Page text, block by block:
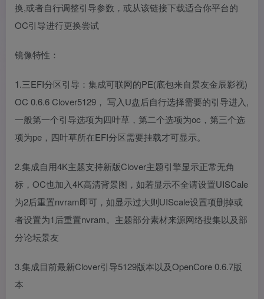
换,或者自行调整引导参数，或从该链接下载适合你平台的
OC引导进行更换尝试
镜像特性：
1.三EFI分区引导：集成可联网的PE(底包来自景友金辰影视)
OC 0.6.6 Clover5129， 写入U盘后自行选择需要的引导进入,
一般第一个引导选项为四叶草，第二个选项为oc，第三个选
项为pe，四叶草所在EFI分区需要挂载才可显示。
2.集成自用4K主题支持新版Clover主题引擎显示正常无角
标，OC也加入4K高清背景图，如若显示不全请设置UISCale
为2后重置nvram即可，如显示过大则UIScale设置项删掉或
者设置为1后重置nvram。主题部分素材来源网络搜集以及部
分论坛景友
3.集成目前最新Clover引导5129版本以及OpenCore 0.6.7版
本